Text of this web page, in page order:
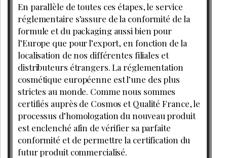
En parallèle de toutes ces étapes, le service
réglementaire s’assure de la conformité de la
formule et du packaging aussi bien pour
l’Europe que pour l’export, en fonction de la
localisation de nos différentes filiales et
distributeurs étrangers. La réglementation
cosmétique européenne est l’une des plus
strictes au monde. Comme nous sommes
certifiés auprès de Cosmos et Qualité France, le
processus d’homologation du nouveau produit
est enclenché afin de vérifier sa parfaite
conformité et de permettre la certification du
futur produit commercialisé.